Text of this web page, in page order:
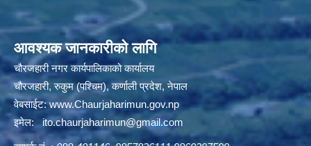
आवश्यक जानकारीको लागि
चौरजहारी नगर कार्यपालिकाको कार्यालय
चौरजहारी, रुकुम (पश्चिम), कर्णाली प्रदेश, नेपाल
वेबसाईट:www.Chaurjaharimun.gov.np
इमेल:ito.chaurjaharimun@gmail.com